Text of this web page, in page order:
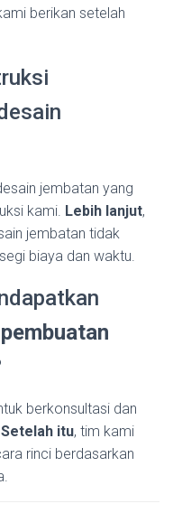
berikan setelah
jembatan yang
kami. Lebih lanjut,
jembatan tidak
biaya dan waktu.
berkonsultasi dan
Setelah itu, tim kami
rinci berdasarkan